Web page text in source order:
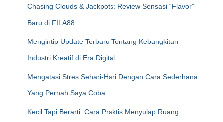
Chasing Clouds & Jackpots: Review Sensasi “Flavor”
Baru di FILA88
Mengintip Update Terbaru Tentang Kebangkitan
Industri Kreatif di Era Digital
Mengatasi Stres Sehari-Hari Dengan Cara Sederhana
Yang Pernah Saya Coba
Kecil Tapi Berarti: Cara Praktis Menyulap Ruang